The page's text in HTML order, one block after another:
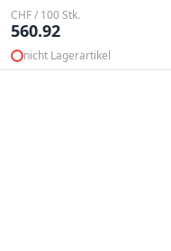
CHF / 100 Stk.
560.92
nicht Lagerartikel